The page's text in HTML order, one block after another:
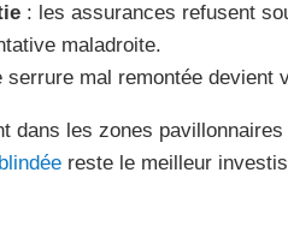
: les assurances refusent
maladroite.
serrure mal remontée devient
dans les zones pavillonnaires
reste le meilleur